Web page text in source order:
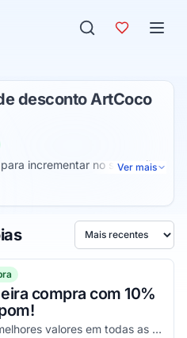
desconto ArtCoco
incrementar no seu estilo,
seu personalidade, e por
comprar todas as suas joias
Ver mais
1 a 5 estrelas
Ordenar por
compra com 10%
Aproveite agora mesmo os melhores valores em todas as suas compras e economize de uma forma simples.